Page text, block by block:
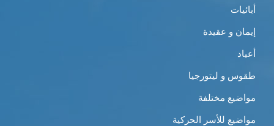
أبائيات
إيمان و عقيدة
أعياد
طقوس و ليتورجيا
مواضيع مختلفة
مواضيع للأسر الحركية